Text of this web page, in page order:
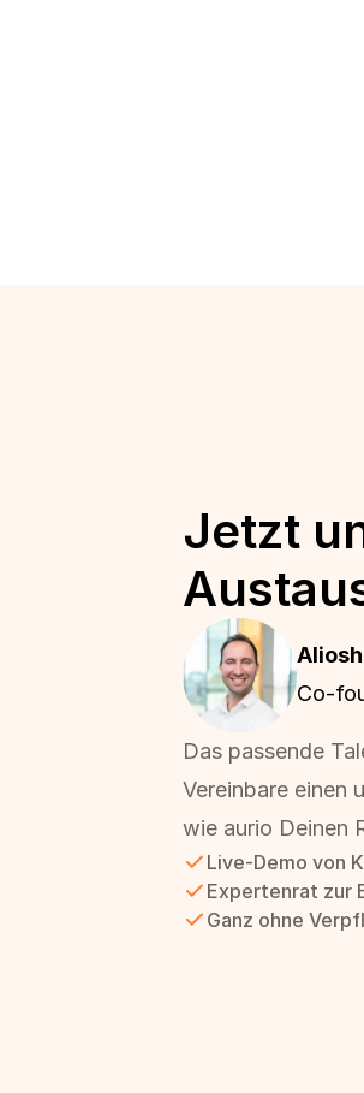
Jetzt
Co-
Das passende
Vereinbare einen
wie aurio Deinen
Live-Demo von
Expertenrat zur
Ganz ohne